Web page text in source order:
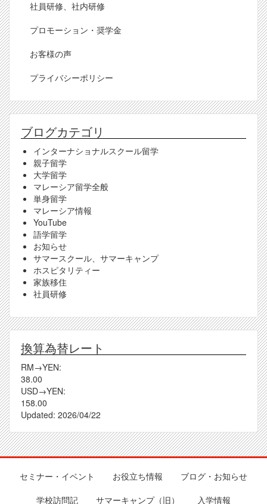
社員研修、社内研修
プロモーション・奨学金
お客様の声
プライバシーポリシー
ブログカテゴリ
インターナショナルスクール留学
親子留学
大学留学
マレーシア留学全般
単身留学
マレーシア情報
YouTube
語学留学
お知らせ
サマースクール、サマーキャンプ
ホスピタリティー
家族移住
社員研修
換算為替レート
RM→YEN:
38.00
USD→YEN:
158.00
Updated: 2026/04/22
Footerセミナー・イベント お役立ち情報
ブログ・お知らせ
学校訪問記
サマーキャンプ（旧） 入学情報